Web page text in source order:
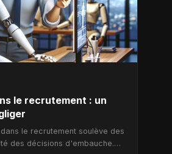
le recrutement : un
le recrutement soulève des
des décisions d'embauche.